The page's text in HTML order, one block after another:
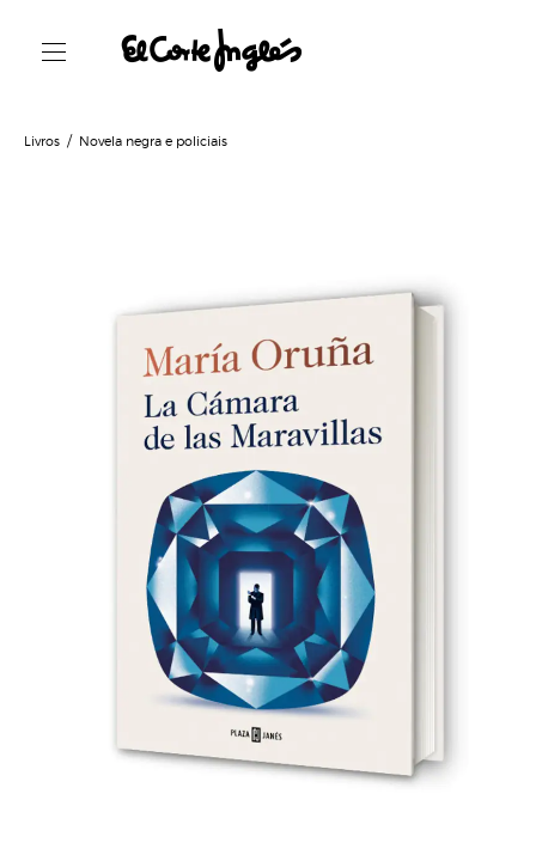
Livros Novela negra e policiais